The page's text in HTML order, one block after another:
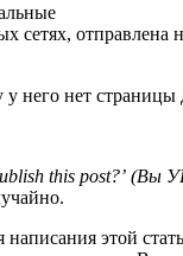
сетях,
него нет страницы
this post?’ (Вы
этой